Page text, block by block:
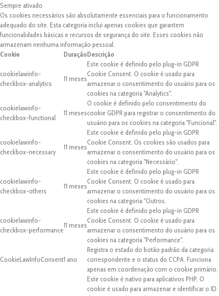
Sempre ativado
Os cookies necessários são absolutamente essenciais para o funcionamento
adequado do site. Esta categoria inclui apenas cookies que garantem
funcionalidades básicas e recursos de segurança do site. Esses cookies não
armazenam nenhuma informação pessoal.
Cookie
DuraçãoDescrição
cookielawinfo-
checkbox-analytics
11 meses
Este cookie é definido pelo plug-in GDPR
Cookie Consent. O cookie é usado para
armazenar o consentimento do usuário para os
cookies na categoria "Analytics".
cookielawinfo-
checkbox-functional
11 meses
O cookie é definido pelo consentimento do
cookie GDPR para registrar o consentimento do
usuário para os cookies na categoria "Funcional".
cookielawinfo-
checkbox-necessary
11 meses
Este cookie é definido pelo plug-in GDPR
Cookie Consent. Os cookies são usados para
armazenar o consentimento do usuário para os
cookies na categoria "Necessário".
cookielawinfo-
checkbox-others
11 meses
Este cookie é definido pelo plug-in GDPR
Cookie Consent. O cookie é usado para
armazenar o consentimento do usuário para os
cookies na categoria "Outros.
cookielawinfo-
checkbox-performance
11 meses
Este cookie é definido pelo plug-in GDPR
Cookie Consent. O cookie é usado para
armazenar o consentimento do usuário para os
cookies na categoria "Performance".
CookieLawInfoConsent1 ano
Registra o estado do botão padrão da categoria
correspondente e o status do CCPA. Funciona
apenas em coordenação com o cookie primário.
Este cookie é nativo para aplicativos PHP. O
cookie é usado para armazenar e identificar o ID